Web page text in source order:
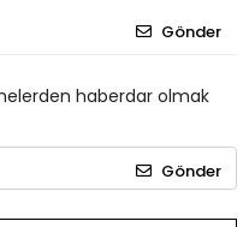
Gönder
haberdar olmak
Gönder